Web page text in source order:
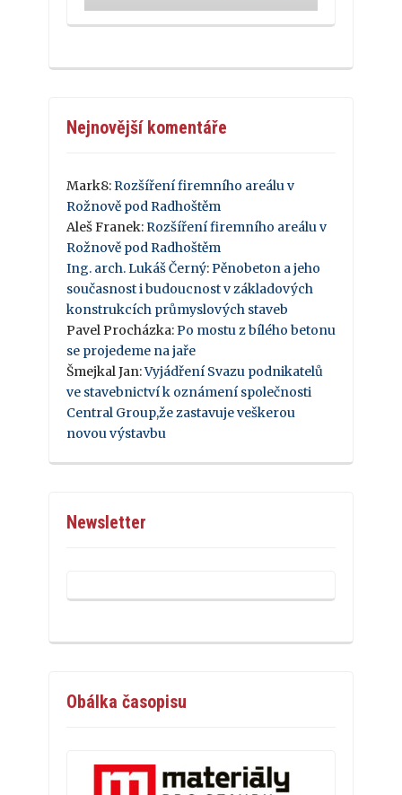
Nejnovější komentáře
Mark8: Rozšíření firemního areálu v
Rožnově pod Radhoštěm
Aleš Franek: Rozšíření firemního areálu v
Rožnově pod Radhoštěm
Ing. arch. Lukáš Černý: Pěnobeton a jeho
současnost i budoucnost v základových
konstrukcích průmyslových staveb
Pavel Procházka: Po mostu z bílého betonu
se projedeme na jaře
Šmejkal Jan:Vyjádření Svazu podnikatelů
ve stavebnictví k oznámení společnosti
Central Group,že zastavuje veškerou
novou výstavbu
Newsletter
Obálka časopisu